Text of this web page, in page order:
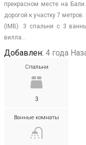
прекрасном месте на
дорогой к участку 7
(IMB). 3 спальни с 3
вилла…
Добавлен: 4 года
Спальни
3
Ванные комнаты